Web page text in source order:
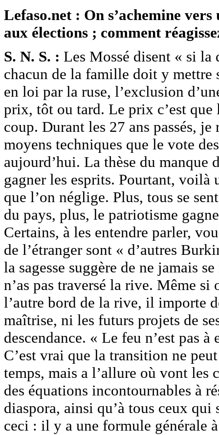
Lefaso.net : On s’achemine
aux élections ; comment
S. N. S. : Les Mossé disent « si la
chacun de la famille doit y
en loi par la ruse, l’exclusion
prix, tôt ou tard. Le prix c’est que
coup. Durant les 27 ans passés,
moyens techniques que le vote
aujourd’hui. La thèse du
gagner les esprits. Pourtant,
que l’on néglige. Plus, tous se
du pays, plus, le patriotisme
Certains, à les entendre parler,
de l’étranger sont « d’autres
la sagesse suggère de ne jamais
n’as pas traversé la rive. Même si
l’autre bord de la rive, il importe
maîtrise, ni les futurs projets de
descendance. « Le feu n’est pas
C’est vrai que la transition ne
temps, mais a l’allure où vont les
des équations incontournables à
diaspora, ainsi qu’à tous ceux
ceci : il y a une formule générale